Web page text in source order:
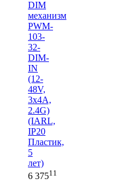
DIM
механизм
PWM-
103-
32-
DIM-
IN
(12-
48V,
3х4A,
2.4G)
(IARL,
IP20
Пластик,
5
лет)
6 37511